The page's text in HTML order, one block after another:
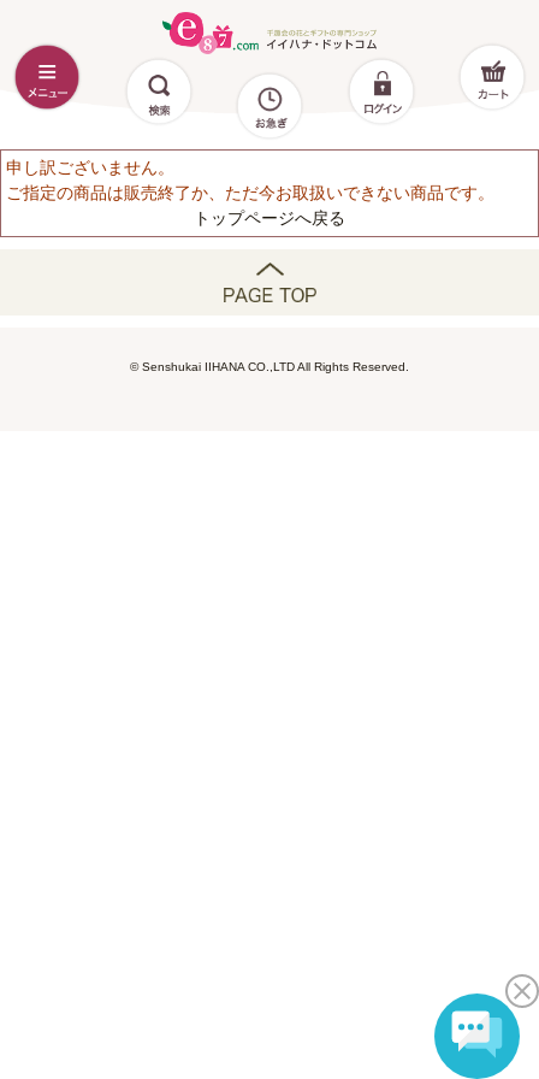
申し訳ございません。
ご指定の商品は販売終了か、ただ今お取扱いできない商品です。
トップページへ戻る
© Senshukai IIHANA CO.,LTD All Rights Reserved.